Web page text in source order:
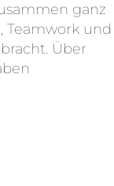
ganz
Teamwork und
Über